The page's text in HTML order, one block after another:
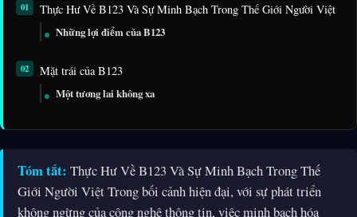
Thực Hư Về B123 Và Sự Minh Bạch Trong Thế Giới Người Việt
Những lợi điểm của B123
Mặt trái của B123
Một tương lai không xa
Tóm tắt: Thực Hư Về B123 Và Sự Minh Bạch Trong Thế
Giới Người Việt Trong bối cảnh hiện đại, với sự phát triển
không ngừng của công nghệ thông tin, việc minh bạch hóa